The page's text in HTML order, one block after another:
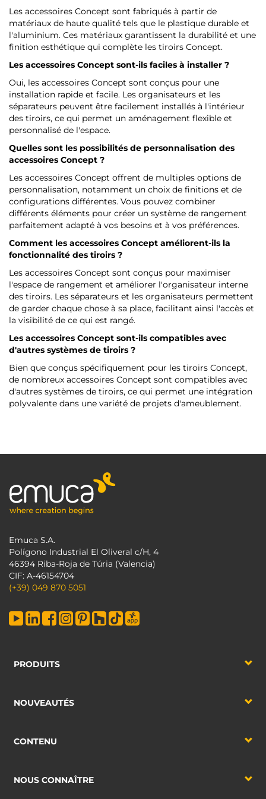
Les accessoires Concept sont fabriqués à partir de
matériaux de haute qualité tels que le plastique durable et
l'aluminium. Ces matériaux garantissent la durabilité et une
finition esthétique qui complète les tiroirs Concept.
Les accessoires Concept sont-ils faciles à installer ?
Oui, les accessoires Concept sont conçus pour une
installation rapide et facile. Les organisateurs et les
séparateurs peuvent être facilement installés à l'intérieur
des tiroirs, ce qui permet un aménagement flexible et
personnalisé de l'espace.
Quelles sont les possibilités de personnalisation des
accessoires Concept ?
Les accessoires Concept offrent de multiples options de
personnalisation, notamment un choix de finitions et de
configurations différentes. Vous pouvez combiner
différents éléments pour créer un système de rangement
parfaitement adapté à vos besoins et à vos préférences.
Comment les accessoires Concept améliorent-ils la
fonctionnalité des tiroirs ?
Les accessoires Concept sont conçus pour maximiser
l'espace de rangement et améliorer l'organisateur interne
des tiroirs. Les séparateurs et les organisateurs permettent
de garder chaque chose à sa place, facilitant ainsi l'accès et
la visibilité de ce qui est rangé.
Les accessoires Concept sont-ils compatibles avec
d'autres systèmes de tiroirs ?
Bien que conçus spécifiquement pour les tiroirs Concept,
de nombreux accessoires Concept sont compatibles avec
d'autres systèmes de tiroirs, ce qui permet une intégration
polyvalente dans une variété de projets d'ameublement.
Emuca S.A.
Polígono Industrial El Oliveral c/H, 4
46394 Riba-Roja de Túria (Valencia)
CIF: A-46154704
(+39) 049 870 5051
PRODUITS
NOUVEAUTÉS
CONTENU
NOUS CONNAÎTRE